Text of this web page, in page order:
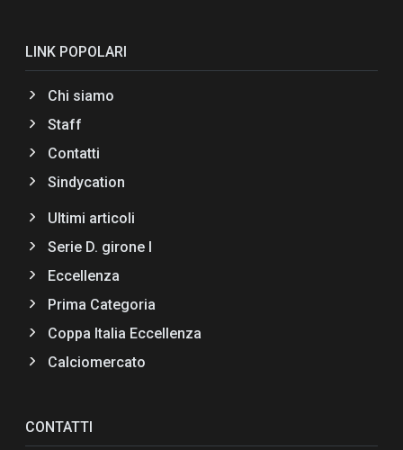
LINK POPOLARI
Chi siamo
Staff
Contatti
Sindycation
Ultimi articoli
Serie D. girone I
Eccellenza
Prima Categoria
Coppa Italia Eccellenza
Calciomercato
CONTATTI